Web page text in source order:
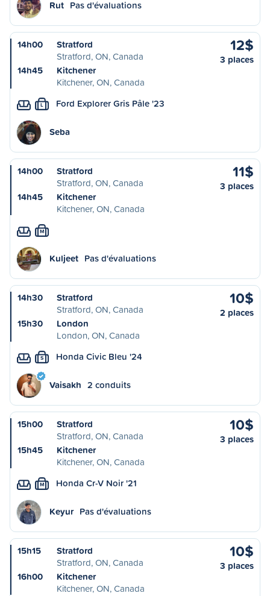
Rut Pas d'évaluations
14h00
Stratford
Stratford, ON, Canada
14h45
Kitchener
Kitchener, ON, Canada
12$
3 places
L Ford Explorer Gris Pâle '23
Seba
14h00
Stratford
Stratford, ON, Canada
14h45
Kitchener
Kitchener, ON, Canada
11$
3 places
M
Kuljeet Pas d'évaluations
14h30
Stratford
Stratford, ON, Canada
15h30
London
London, ON, Canada
10$
2 places
S Honda Civic Bleu '24
Vaisakh 2 conduits
15h00
Stratford
Stratford, ON, Canada
15h45
Kitchener
Kitchener, ON, Canada
10$
3 places
M Honda Cr-V Noir '21
Keyur Pas d'évaluations
15h15
Stratford
Stratford, ON, Canada
16h00
Kitchener
Kitchener, ON, Canada
10$
3 places